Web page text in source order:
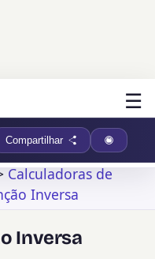
☰
Compartilhar
Calculadoras de
Inversa
Inversa